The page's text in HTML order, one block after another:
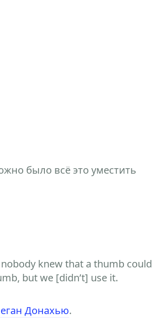
было всё это уместить
knew that a thumb could
but we [didn’t] use it.
Донахью.